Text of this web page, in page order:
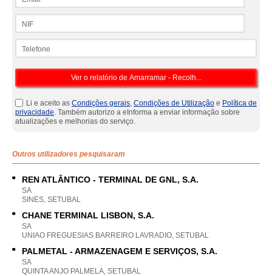
Li e aceito as Condições gerais, Condições de Utilização e Política de
privacidade. Também autorizo a eInforma a enviar informação sobre
atualizações e melhorias do serviço.
Outros utilizadores pesquisaram
REN ATLÂNTICO - TERMINAL DE GNL, S.A.
SA
SINES, SETUBAL
CHANE TERMINAL LISBON, S.A.
SA
UNIAO FREGUESIAS BARREIRO LAVRADIO, SETUBAL
PALMETAL - ARMAZENAGEM E SERVIÇOS, S.A.
SA
QUINTA ANJO PALMELA, SETUBAL